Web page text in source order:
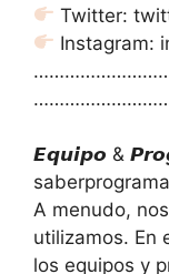
Twitter:
Instagram:
𝙀𝙦𝙪𝙞𝙥𝙤 &
A menudo,
utilizamos. En
los equipos y